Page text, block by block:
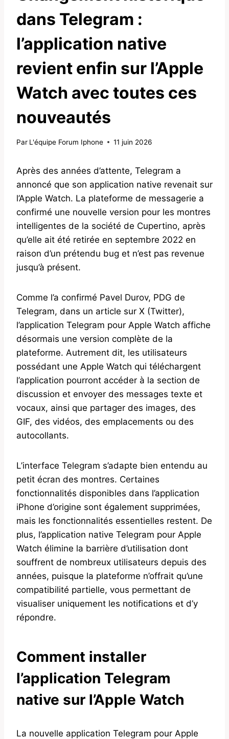
dans Telegram :
l’application native
revient enfin sur l’Apple
Watch avec toutes ces
nouveautés
Par L'équipe Forum Iphone 11 juin 2026
Après des années d’attente, Telegram a
annoncé que son application native revenait sur
l’Apple Watch. La plateforme de messagerie a
confirmé une nouvelle version pour les montres
intelligentes de la société de Cupertino, après
qu’elle ait été retirée en septembre 2022 en
raison d’un prétendu bug et n’est pas revenue
jusqu’à présent.
Comme l’a confirmé Pavel Durov, PDG de
Telegram, dans un article sur X (Twitter),
l’application Telegram pour Apple Watch affiche
désormais une version complète de la
plateforme. Autrement dit, les utilisateurs
possédant une Apple Watch qui téléchargent
l’application pourront accéder à la section de
discussion et envoyer des messages texte et
vocaux, ainsi que partager des images, des
GIF, des vidéos, des emplacements ou des
autocollants.
L’interface Telegram s’adapte bien entendu au
petit écran des montres. Certaines
fonctionnalités disponibles dans l’application
iPhone d’origine sont également supprimées,
mais les fonctionnalités essentielles restent. De
plus, l’application native Telegram pour Apple
Watch élimine la barrière d’utilisation dont
souffrent de nombreux utilisateurs depuis des
années, puisque la plateforme n’offrait qu’une
compatibilité partielle, vous permettant de
visualiser uniquement les notifications et d’y
répondre.
Comment installer
l’application Telegram
native sur l’Apple Watch
La nouvelle application Telegram pour Apple